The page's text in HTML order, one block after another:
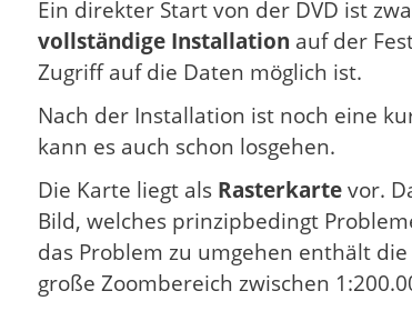
Ein direkter Start von der DVD ist
vollständige Installation auf der
Zugriff auf die Daten möglich ist.
Nach der Installation ist noch eine
kann es auch schon losgehen.
Die Karte liegt als Rasterkartevor.
Bild, welches prinzipbedingt
das Problem zu umgehen enthält
große Zoombereich zwischen